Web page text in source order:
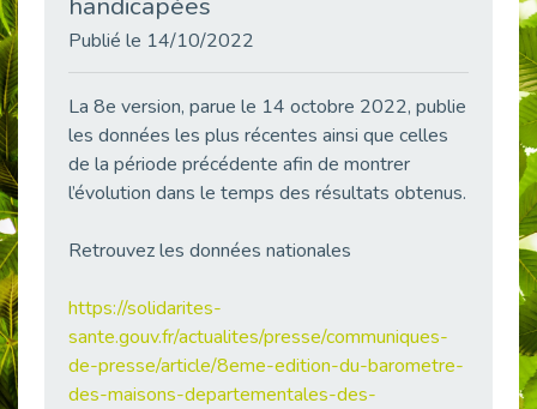
« Confiance en soi et acceptation du handicap » : un levier puissant vers l’emploi
Publié le 22/05/2026
Handicap et emploi : une matinée pour briser les tabous
Publié le 21/05/2026
Publié le 18/05/2026
Publié le 12/05/2026
CAP EMPLOI 92 : L’inclusion portée à son sommet, bien au-delà des quotas
Publié le 12/05/2026
Publié le 14/10/2022
La 8e version, parue le 14 octobre 2022, publie
les données les plus récentes ainsi que celles
de la période précédente afin de montrer
l’évolution dans le temps des résultats obtenus.
Retrouvez les données nationales
https://solidarites-
sante.gouv.fr/actualites/presse/communiques-
de-presse/article/8eme-edition-du-barometre-
des-maisons-departementales-des-